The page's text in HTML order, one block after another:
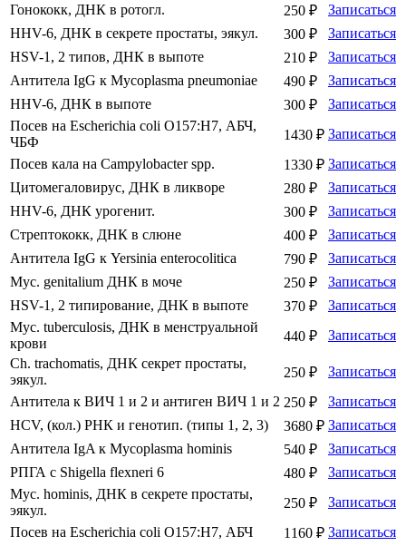
Гонококк, ДНК в ротогл.
250 ₽
Записаться
HHV-6, ДНК в секрете простаты, эякул.
300 ₽
Записаться
HSV-1, 2 типов, ДНК в выпоте
210 ₽
Записаться
Антитела IgG к Mycoplasma pneumoniae
490 ₽
Записаться
HHV-6, ДНК в выпоте
300 ₽
Записаться
Посев на Escherichia coli O157:H7, АБЧ,
ЧБФ
1430 ₽ Записаться
Посев кала на Campylobacter sрp.
1330 ₽ Записаться
Цитомегаловирус, ДНК в ликворе
280 ₽
Записаться
HHV-6, ДНК урогенит.
300 ₽
Записаться
Стрептококк, ДНК в слюне
400 ₽
Записаться
Антитела IgG к Yersinia еnterocolitica
790 ₽
Записаться
Myc. genitalium ДНК в моче
250 ₽
Записаться
HSV-1, 2 типирование, ДНК в выпоте
370 ₽
Записаться
Myc. tuberculosis, ДНК в менструальной
крови
440 ₽
Записаться
Ch. trachomatis, ДНК секрет простаты,
эякул.
250 ₽
Записаться
Антитела к ВИЧ 1 и 2 и антиген ВИЧ 1 и 2 250 ₽
Записаться
HCV, (кол.) РНК и генотип. (типы 1, 2, 3)
3680 ₽ Записаться
Антитела IgA к Mycoplasma hominis
540 ₽
Записаться
РПГА с Shigella flexneri 6
480 ₽
Записаться
Myc. hominis, ДНК в секрете простаты,
эякул.
250 ₽
Записаться
Посев на Escherichia coli O157:H7, АБЧ
1160 ₽ Записаться